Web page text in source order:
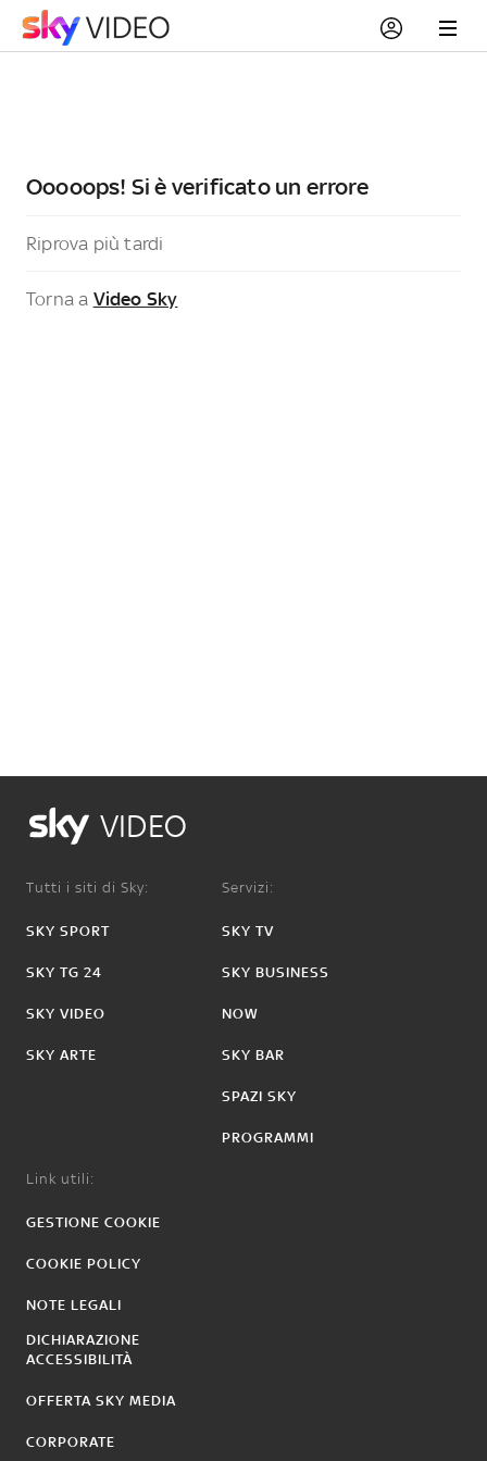
Ooooops! Si è verificato un errore
Riprova più tardi
Torna a Video Sky
VIDEO
Tutti i siti di Sky:
SKY SPORT
SKY TG 24
SKY VIDEO
SKY ARTE
Servizi:
SKY TV
SKY BUSINESS
NOW
SKY BAR
SPAZI SKY
PROGRAMMI
Link utili:
GESTIONE COOKIE
COOKIE POLICY
NOTE LEGALI
DICHIARAZIONE
ACCESSIBILITÀ
OFFERTA SKY MEDIA
CORPORATE